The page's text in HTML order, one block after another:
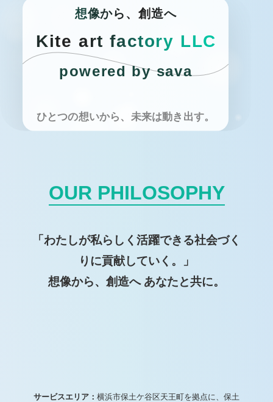
想像から 、 創造へ
Kite art factory LLC
powered by sava
ひとつの想いから、未来は動き出す。
OUR PHILOSOPHY
「わたしが私らしく活躍できる社会づく
りに貢献していく。」
想像から、創造へ あなたと共に。
サービスエリア： 横浜市保土ケ谷区天王町を拠点に、保土